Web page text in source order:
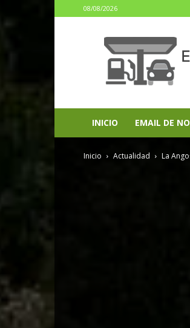
08/08/2026
INICIO EMAIL DE
Inicio Actualidad La